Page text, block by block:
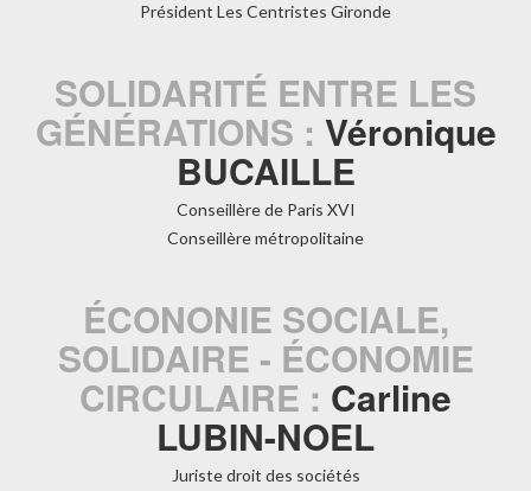
Président Les Centristes Gironde
SOLIDARITÉ ENTRE LES
GÉNÉRATIONS : Véronique
BUCAILLE
Conseillère de Paris XVI
Conseillère métropolitaine
ÉCONONIE SOCIALE,
SOLIDAIRE - ÉCONOMIE
CIRCULAIRE : Carline
LUBIN-NOEL
Juriste droit des sociétés